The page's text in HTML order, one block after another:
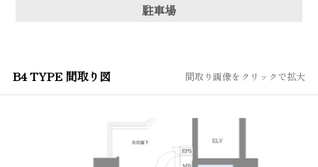
駐車場
B4 TYPE 間取り図 間取り画像をクリックで拡大